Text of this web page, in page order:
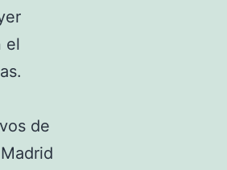
el
de